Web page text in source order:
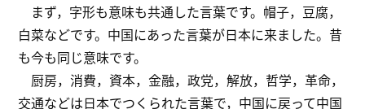
まず，字形も意味も共通した言葉です。帽子，豆腐，
白菜などです。中国にあった言葉が日本に来ました。昔
も今も同じ意味です。
厨房，消費，資本，金融，政党，解放，哲学，革命，
交通などは日本でつくられた言葉で，中国に戻って中国